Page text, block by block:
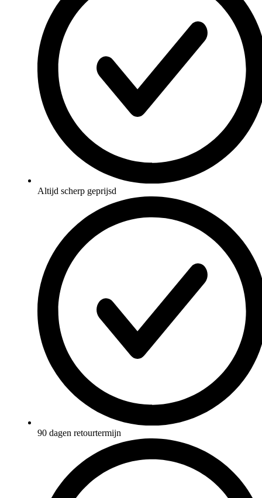
Altijd scherp geprijsd
90 dagen retourtermijn